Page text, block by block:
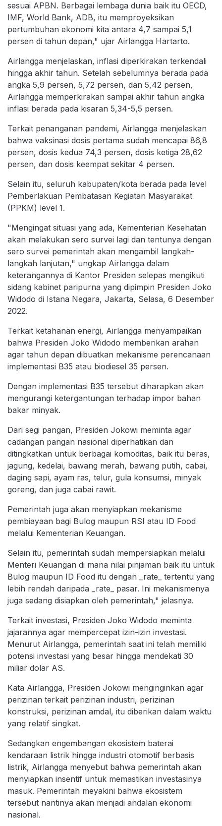
sesuai APBN. Berbagai lembaga dunia baik itu OECD,
IMF, World Bank, ADB, itu memproyeksikan
pertumbuhan ekonomi kita antara 4,7 sampai 5,1
persen di tahun depan," ujar Airlangga Hartarto.
Airlangga menjelaskan, inflasi diperkirakan terkendali
hingga akhir tahun. Setelah sebelumnya berada pada
angka 5,9 persen, 5,72 persen, dan 5,42 persen,
Airlangga memperkirakan sampai akhir tahun angka
inflasi berada pada kisaran 5,34-5,5 persen.
Terkait penanganan pandemi, Airlangga menjelaskan
bahwa vaksinasi dosis pertama sudah mencapai 86,8
persen, dosis kedua 74,3 persen, dosis ketiga 28,62
persen, dan dosis keempat sekitar 4 persen.
Selain itu, seluruh kabupaten/kota berada pada level
Pemberlakuan Pembatasan Kegiatan Masyarakat
(PPKM) level 1.
"Mengingat situasi yang ada, Kementerian Kesehatan
akan melakukan sero survei lagi dan tentunya dengan
sero survei pemerintah akan mengambil langkah-
langkah lanjutan," ungkap Airlangga dalam
keterangannya di Kantor Presiden selepas mengikuti
sidang kabinet paripurna yang dipimpin Presiden Joko
Widodo di Istana Negara, Jakarta, Selasa, 6 Desember
2022.
Terkait ketahanan energi, Airlangga menyampaikan
bahwa Presiden Joko Widodo memberikan arahan
agar tahun depan dibuatkan mekanisme perencanaan
implementasi B35 atau biodiesel 35 persen.
Dengan implementasi B35 tersebut diharapkan akan
mengurangi ketergantungan terhadap impor bahan
bakar minyak.
Dari segi pangan, Presiden Jokowi meminta agar
cadangan pangan nasional diperhatikan dan
ditingkatkan untuk berbagai komoditas, baik itu beras,
jagung, kedelai, bawang merah, bawang putih, cabai,
daging sapi, ayam ras, telur, gula konsumsi, minyak
goreng, dan juga cabai rawit.
Pemerintah juga akan menyiapkan mekanisme
pembiayaan bagi Bulog maupun RSI atau ID Food
melalui Kementerian Keuangan.
Selain itu, pemerintah sudah mempersiapkan melalui
Menteri Keuangan di mana nilai pinjaman baik itu untuk
Bulog maupun ID Food itu dengan _rate_ tertentu yang
lebih rendah daripada _rate_ pasar. Ini mekanismenya
juga sedang disiapkan oleh pemerintah," jelasnya.
Terkait investasi, Presiden Joko Widodo meminta
jajarannya agar mempercepat izin-izin investasi.
Menurut Airlangga, pemerintah saat ini telah memiliki
potensi investasi yang besar hingga mendekati 30
miliar dolar AS.
Kata Airlangga, Presiden Jokowi menginginkan agar
perizinan terkait perizinan industri, perizinan
konstruksi, perizinan amdal, itu diberikan dalam waktu
yang relatif singkat.
Sedangkan engembangan ekosistem baterai
kendaraan listrik hingga industri otomotif berbasis
listrik, Airlangga menyebut bahwa pemerintah akan
menyiapkan insentif untuk memastikan investasinya
masuk. Pemerintah meyakini bahwa ekosistem
tersebut nantinya akan menjadi andalan ekonomi
nasional.